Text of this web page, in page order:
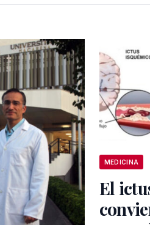
MEDICINA
El